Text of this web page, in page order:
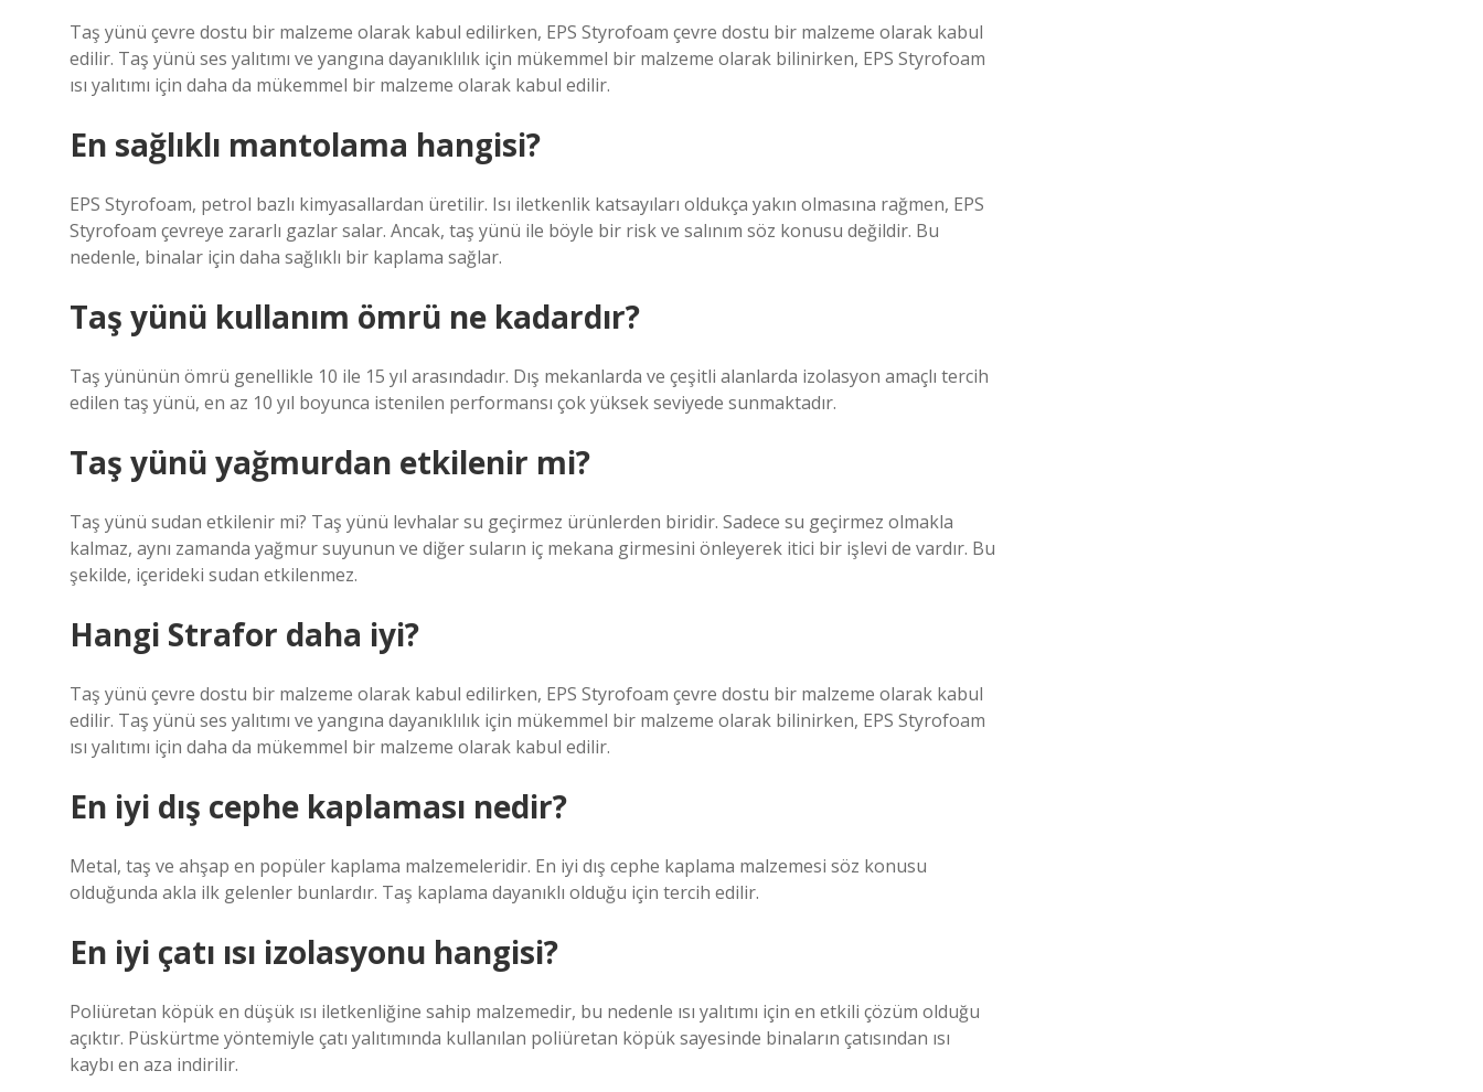
Taş yünü çevre dostu bir malzeme olarak kabul edilirken, EPS Styrofoam çevre dostu bir malzeme olarak kabul
edilir. Taş yünü ses yalıtımı ve yangına dayanıklılık için mükemmel bir malzeme olarak bilinirken, EPS Styrofoam
ısı yalıtımı için daha da mükemmel bir malzeme olarak kabul edilir.
En sağlıklı mantolama hangisi?
EPS Styrofoam, petrol bazlı kimyasallardan üretilir. Isı iletkenlik katsayıları oldukça yakın olmasına rağmen, EPS
Styrofoam çevreye zararlı gazlar salar. Ancak, taş yünü ile böyle bir risk ve salınım söz konusu değildir. Bu
nedenle, binalar için daha sağlıklı bir kaplama sağlar.
Taş yünü kullanım ömrü ne kadardır?
Taş yününün ömrü genellikle 10 ile 15 yıl arasındadır. Dış mekanlarda ve çeşitli alanlarda izolasyon amaçlı tercih
edilen taş yünü, en az 10 yıl boyunca istenilen performansı çok yüksek seviyede sunmaktadır.
Taş yünü yağmurdan etkilenir mi?
Taş yünü sudan etkilenir mi? Taş yünü levhalar su geçirmez ürünlerden biridir. Sadece su geçirmez olmakla
kalmaz, aynı zamanda yağmur suyunun ve diğer suların iç mekana girmesini önleyerek itici bir işlevi de vardır. Bu
şekilde, içerideki sudan etkilenmez.
Hangi Strafor daha iyi?
Taş yünü çevre dostu bir malzeme olarak kabul edilirken, EPS Styrofoam çevre dostu bir malzeme olarak kabul
edilir. Taş yünü ses yalıtımı ve yangına dayanıklılık için mükemmel bir malzeme olarak bilinirken, EPS Styrofoam
ısı yalıtımı için daha da mükemmel bir malzeme olarak kabul edilir.
En iyi dış cephe kaplaması nedir?
Metal, taş ve ahşap en popüler kaplama malzemeleridir. En iyi dış cephe kaplama malzemesi söz konusu
olduğunda akla ilk gelenler bunlardır. Taş kaplama dayanıklı olduğu için tercih edilir.
En iyi çatı ısı izolasyonu hangisi?
Poliüretan köpük en düşük ısı iletkenliğine sahip malzemedir, bu nedenle ısı yalıtımı için en etkili çözüm olduğu
açıktır. Püskürtme yöntemiyle çatı yalıtımında kullanılan poliüretan köpük sayesinde binaların çatısından ısı
kaybı en aza indirilir.